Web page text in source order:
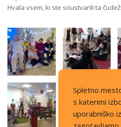
Hvala vsem, ki ste soustvarili ta čudež!
Spletno
s katerimi
uporabniško